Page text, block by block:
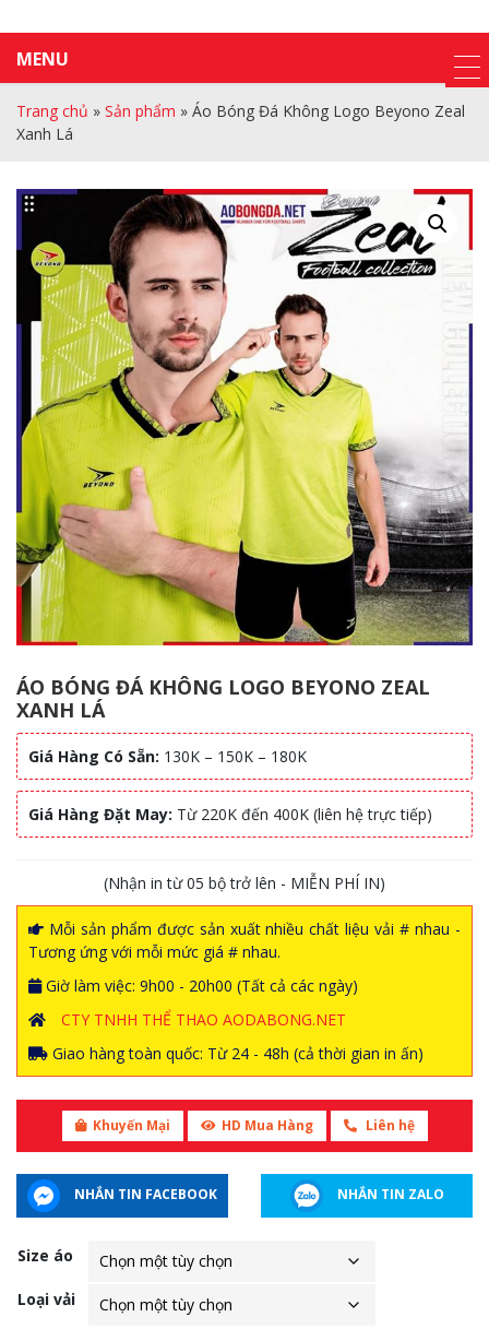
MENU
Trang chủ » Sản phẩm » Áo Bóng Đá Không Logo Beyono Zeal
Xanh Lá
ÁO BÓNG ĐÁ KHÔNG LOGO BEYONO ZEAL
XANH LÁ
Giá Hàng Có Sẵn: 130K – 150K – 180K
Giá Hàng Đặt May: Từ 220K đến 400K (liên hệ trực tiếp)
(Nhận in từ 05 bộ trở lên - MIỄN PHÍ IN)
Mỗi sản phẩm được sản xuất nhiều chất liệu vải # nhau -
Tương ứng với mỗi mức giá # nhau.
Giờ làm việc: 9h00 - 20h00 (Tất cả các ngày)
CTY TNHH THỂ THAO AODABONG.NET
Giao hàng toàn quốc: Từ 24 - 48h (cả thời gian in ấn)
Khuyến Mại HD Mua Hàng Liên hệ
NHẮN TIN FACEBOOK NHẮN TIN ZALO
Size áo
Loại vải